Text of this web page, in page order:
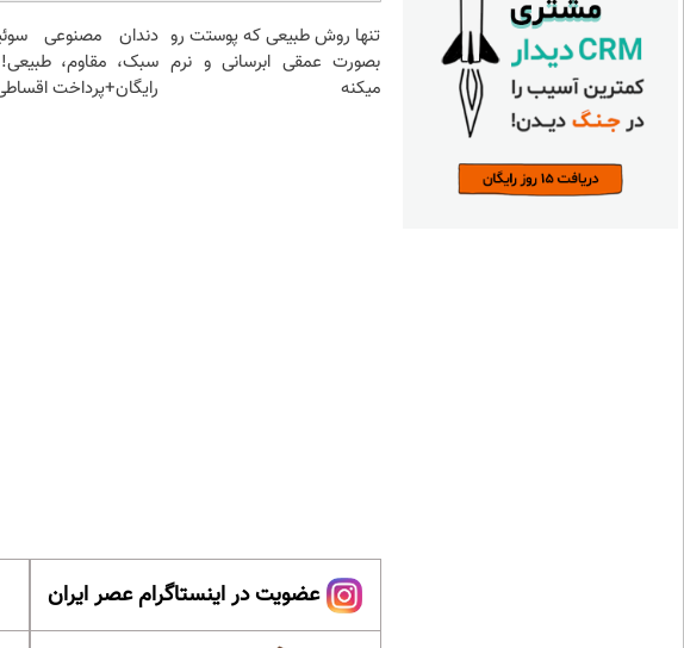
تنها روش طبیعی که پوستت رو
بصورت عمقی ابرسانی و نرم
میکنه
دندان مصنوعی
سبک، مقاوم،
رایگان+پرداخت
عضویت در اینستاگرام عصر ایران